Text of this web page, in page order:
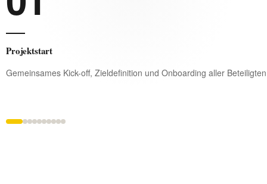
Projektstart
Gemeinsames Kick-off, Zieldefinition und Onboarding aller